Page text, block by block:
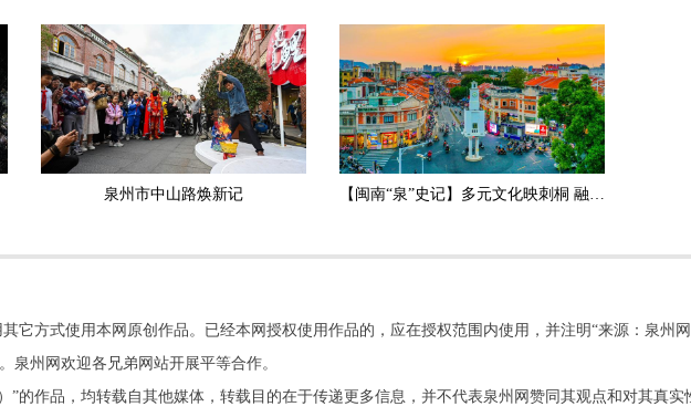
泉州市中山路焕新记 【闽南“泉”史记】多元文化映刺桐 融通中外照闽南
它方式使用本网原创作品。已经本网授权使用作品的，应在授权范围内使用，并注明“来源：泉州
泉州网欢迎各兄弟网站开展平等合作。
的作品，均转载自其他媒体，转载目的在于传递更多信息，并不代表泉州网赞同其观点和对其真实